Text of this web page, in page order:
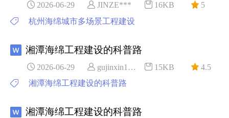
2026-06-29 JINZE*** 16KB
5
杭州海绵城市多场景工程建设
湘潭海绵工程建设的科普路
2026-06-29 gujinxin1*** 15KB
4.5
湘潭海绵工程建设的科普路
湘潭海绵工程建设的科普路